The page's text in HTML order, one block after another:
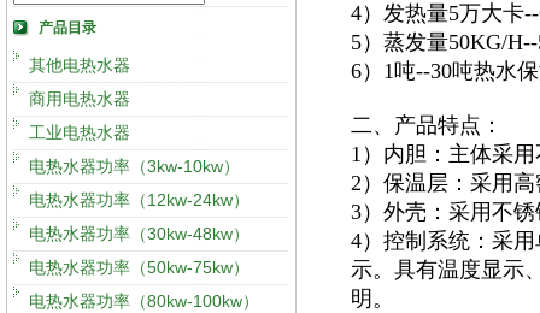
产品目录
其他电热水器
商用电热水器
工业电热水器
电热水器功率（3kw-10kw）
电热水器功率（12kw-24kw）
电热水器功率（30kw-48kw）
电热水器功率（50kw-75kw）
电热水器功率（80kw-100kw）
4）发热量5万大卡
5）蒸发量50KG/
6）1吨--30吨热水
二、产品特点：
1）内胆：主体采
2）保温层：采用
3）外壳：采用不
4）控制系统：采
示。具有温度显示
明。